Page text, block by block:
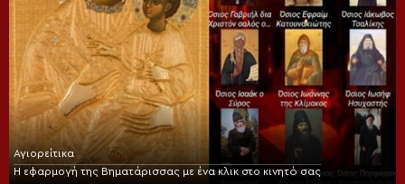
Αγιορείτικα
Η εφαρμογή της Βηματάρισσας με ένα κλικ στο κινητό σας